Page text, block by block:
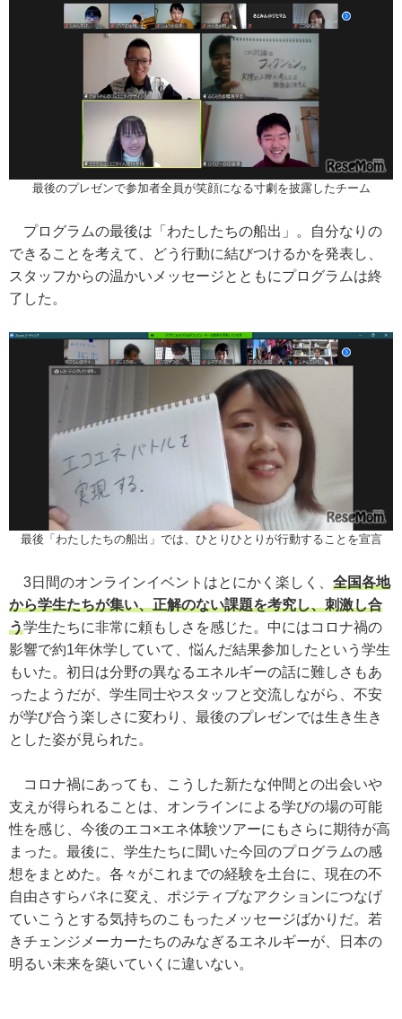
最後のプレゼンで参加者全員が笑顔になる寸劇を披露したチーム
プログラムの最後は「わたしたちの船出」。自分なりの
できることを考えて、どう行動に結びつけるかを発表し、
スタッフからの温かいメッセージとともにプログラムは終
了した。
最後「わたしたちの船出」では、ひとりひとりが行動することを宣言
3日間のオンラインイベントはとにかく楽しく、 全国各地
から学生たちが集い、正解のない課題を考究し、刺激し合
う学生たちに非常に頼もしさを感じた。中にはコロナ禍の
影響で約1年休学していて、悩んだ結果参加したという学生
もいた。初日は分野の異なるエネルギーの話に難しさもあ
ったようだが、学生同士やスタッフと交流しながら、不安
が学び合う楽しさに変わり、最後のプレゼンでは生き生き
とした姿が見られた。
コロナ禍にあっても、こうした新たな仲間との出会いや
支えが得られることは、オンラインによる学びの場の可能
性を感じ、今後のエコ×エネ体験ツアーにもさらに期待が高
まった。最後に、学生たちに聞いた今回のプログラムの感
想をまとめた。各々がこれまでの経験を土台に、現在の不
自由さすらバネに変え、ポジティブなアクションにつなげ
ていこうとする気持ちのこもったメッセージばかりだ。若
きチェンジメーカーたちのみなぎるエネルギーが、日本の
明るい未来を築いていくに違いない。